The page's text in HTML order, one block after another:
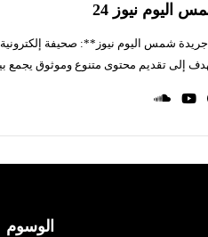
اليوم نيوز 24
شمس اليوم نيوز**: صحيفة إلكترونية
إلى تقديم محتوى متنوع وموثوق يجمع
الوسوم